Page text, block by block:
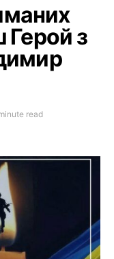
з
read